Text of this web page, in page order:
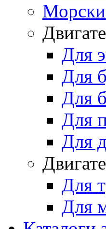
Для
Для
Для
Для
Для
Для
Для